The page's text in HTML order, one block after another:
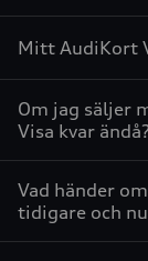
Mitt AudiKort
Om jag säljer
Visa kvar
Vad händer
tidigare och